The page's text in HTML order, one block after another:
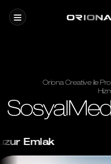
Oriona Creative ile
Huzur Emlak